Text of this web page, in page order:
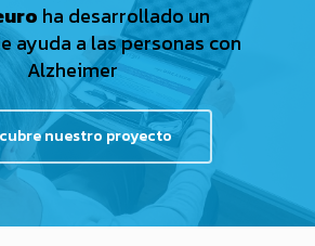
ha desarrollado un
ayuda a las personas con
Alzheimer
nuestro proyecto